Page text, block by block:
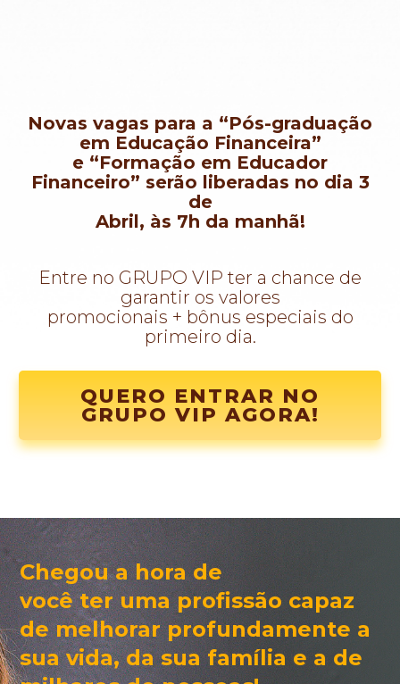
Novas vagas para a “Pós-graduação
em Educação Financeira”
e “Formação em Educador
Financeiro” serão liberadas no dia 3
de
Abril, às 7h da manhã!
Entre no GRUPO VIP ter a chance de
garantir os valores
promocionais + bônus especiais do
primeiro dia.
QUERO ENTRAR NO
GRUPO VIP AGORA!
Chegou a hora de
você teruma profissão capaz
demelhorar profundamente a
sua vida, da sua família e a de